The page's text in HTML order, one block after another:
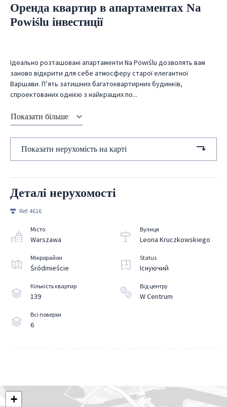
Оренда квартир в апартаментах Na
Powiślu інвестиції
Ідеально розташовані апартаменти Na Powiślu дозволять вам
заново відкрити для себе атмосферу старої елегантної
Варшави. П’ять затишних багатоквартирних будинків,
спроектованих однією з найкращих по...
Показати більше
Показати нерухомість на карті
Деталі нерухомості
Ref: 4616
Місто
Warszawa
Вулиця
Leona Kruczkowskiego
Мікрорайон
Śródmieście
Status
Існуючий
Кількість квартир
139
Від центру
W Centrum
Всі поверхи
6
+